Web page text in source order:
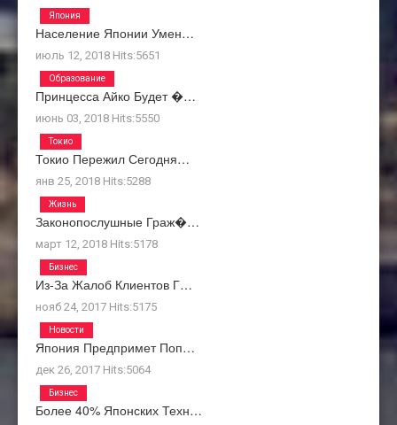
Население Японии Умен…
июль 12, 2018 Hits:5651
Япония
Принцесса Айко Будет �…
июнь 03, 2018 Hits:5550
Образование
Токио Пережил Сегодня…
янв 25, 2018 Hits:5288
Токио
Законопослушные Граж�…
март 12, 2018 Hits:5178
Жизнь
Из-За Жалоб Клиентов Г…
нояб 24, 2017 Hits:5175
Бизнес
Япония Предпримет Поп…
дек 26, 2017 Hits:5064
Новости
Более 40% Японских Техн…
Бизнес